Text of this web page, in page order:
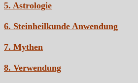
5. Astrologie
6. Steinheilkunde Anwendung
7. Mythen
8. Verwendung